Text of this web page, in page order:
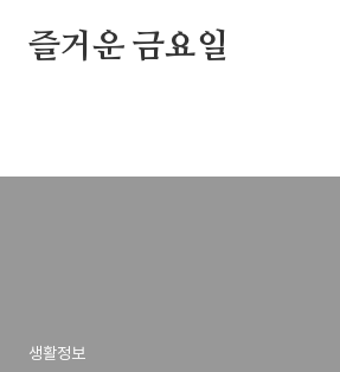
즐거운 금요일
생활정보